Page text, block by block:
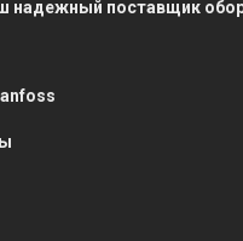
надежный поставщик